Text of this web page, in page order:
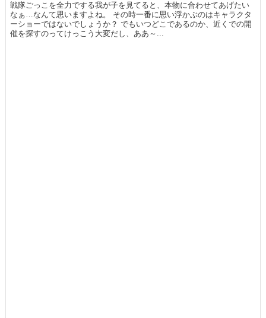
戦隊ごっこを全力でする我が子を見てると、本物に合わせてあげたい
なぁ…なんて思いますよね。 その時一番に思い浮かぶのはキャラクタ
ーショーではないでしょうか？ でもいつどこであるのか、近くでの開
催を探すのってけっこう大変だし、ああ～...